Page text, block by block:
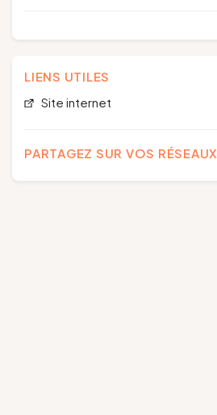
LIENS UTILES
Site internet
PARTAGEZ SUR VOS RÉSEAUX